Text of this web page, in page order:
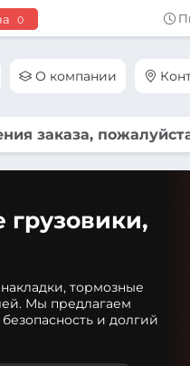
0
О компании
заказа,
грузовики,
тормозные
Мы предлагаем
и долгий